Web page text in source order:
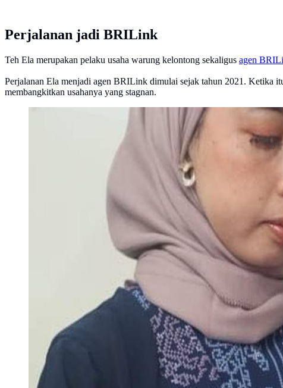
Perjalanan jadi BRILink
Teh Ela merupakan pelaku usaha warung kelontong sekaligus agen
Perjalanan Ela menjadi agen BRILink dimulai sejak tahun 2021. Ketika
membangkitkan usahanya yang stagnan.